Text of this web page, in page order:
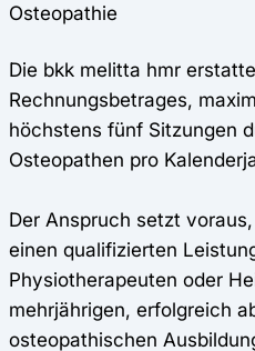
Osteopathie
Die bkk melitta hmr
Rechnungsbetrages,
höchstens fünf Sitzungen
Osteopathen pro
Der Anspruch setzt
einen qualifizierten
Physiotherapeuten oder
mehrjährigen, erfolgreich
osteopathischen